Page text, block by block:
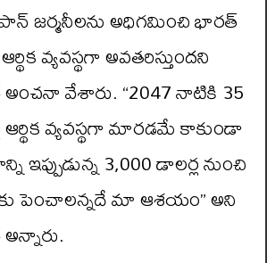
జర్మనీలను అధిగమించి భారత్
వ్యవస్థగా అవతరిస్తుందని
వేశారు. “2047 నాటికి 35
వ్యవస్థగా మారడమే కాకుండా
3,000 డాలర్ల నుంచి
పెంచాలన్నదే మా ఆశయం” అని